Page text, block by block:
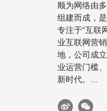
顺为网络由
组建而成，
专注于“互联
业互联网营
地，公司成
业运营门槛
新时代。...